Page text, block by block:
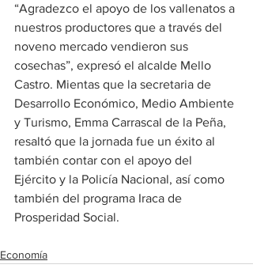
“Agradezco el apoyo de los vallenatos a
nuestros productores que a través del
noveno mercado vendieron sus
cosechas”, expresó el alcalde Mello
Castro. Mientas que la secretaria de
Desarrollo Económico, Medio Ambiente
y Turismo, Emma Carrascal de la Peña,
resaltó que la jornada fue un éxito al
también contar con el apoyo del
Ejército y la Policía Nacional, así como
también del programa Iraca de
Prosperidad Social.
Economía